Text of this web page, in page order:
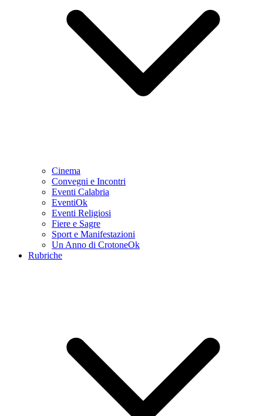
Cinema
Convegni e Incontri
Eventi Calabria
EventiOk
Eventi Religiosi
Fiere e Sagre
Sport e Manifestazioni
Un Anno di CrotoneOk
Rubriche